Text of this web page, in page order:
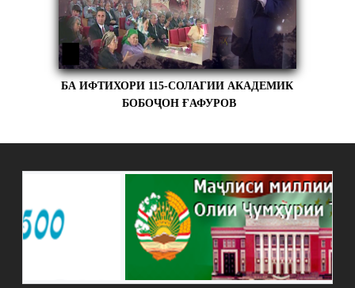
БА ИФТИХОРИ 115-СОЛАГИИ АКАДЕМИК
БОБОҶОН ҒАФУРОВ